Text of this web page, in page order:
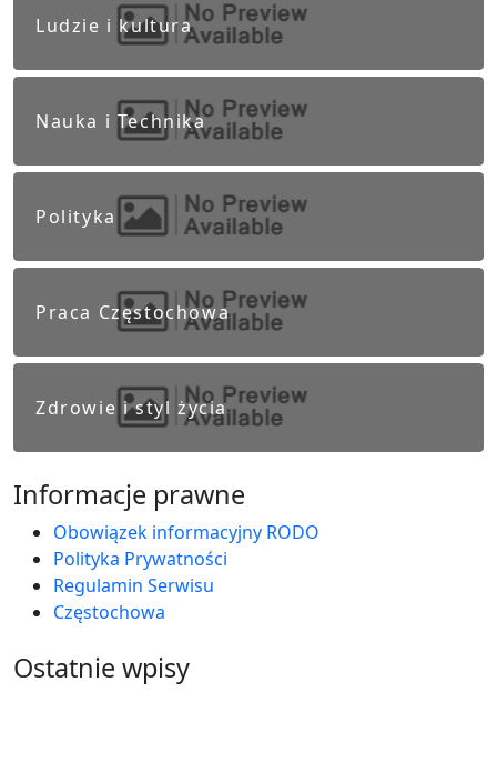
Ludzie i kultura
Nauka i Technika
Polityka
Praca Częstochowa
Zdrowie i styl życia
Informacje prawne
Obowiązek informacyjny RODO
Polityka Prywatności
Regulamin Serwisu
Częstochowa
Ostatnie wpisy